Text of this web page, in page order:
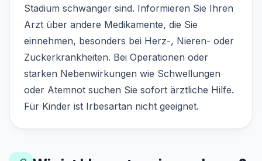
Stadium schwanger sind. Informieren Sie Ihren
Arzt über andere Medikamente, die Sie
einnehmen, besonders bei Herz-, Nieren- oder
Zuckerkrankheiten. Bei Operationen oder
starken Nebenwirkungen wie Schwellungen
oder Atemnot suchen Sie sofort ärztliche Hilfe.
Für Kinder ist Irbesartan nicht geeignet.